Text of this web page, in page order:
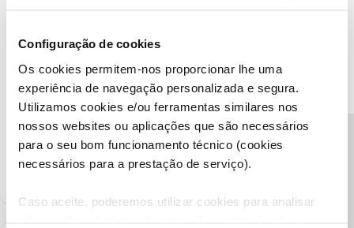
Configuração de cookies
Os cookies permitem-nos proporcionar lhe uma
experiência de navegação personalizada e segura.
Utilizamos cookies e/ou ferramentas similares nos
nossos websites ou aplicações que são necessários
para o seu bom funcionamento técnico (cookies
necessários para a prestação de serviço).
Caso aceite, poderemos utilizar cookies para analisar
Ajude a comunidade a encontrar informação relevante. Marque
como "Melhor Resposta" e faça "Like" nos melhores comentários.
Siga os perfis da moderação, através da opção "Seguir", para estar
sempre a par das ultimas novidades.